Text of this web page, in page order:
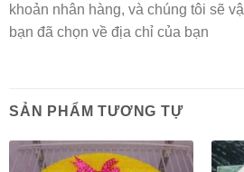
khoản nhân hàng, và chúng tôi sẽ
bạn đã chọn về địa chỉ của bạn
SẢN PHẨM TƯƠNG TỰ